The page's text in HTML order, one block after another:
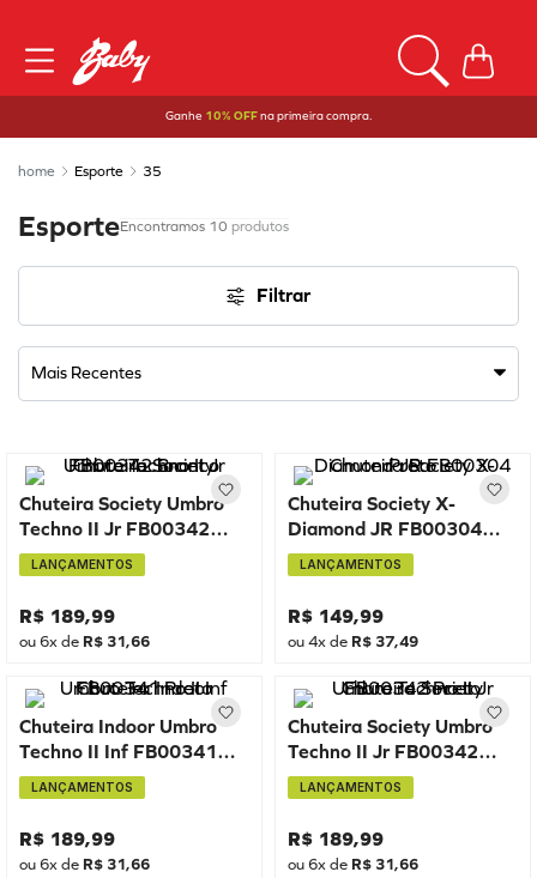
Ganhe 10% OFFna primeira compra.
Esporte 35
Esporte 10 produtos
Filtrar
Mais Recentes
Chuteira Society Umbro
Techno II Jr FB00342
Branco
LANÇAMENTOS
R$ 189,99
ou6x de R$ 31,66
Chuteira Society X-
Diamond JR FB00304
Preto
LANÇAMENTOS
R$ 149,99
ou4x de R$ 37,49
Chuteira Indoor Umbro
Techno II Inf FB00341
Preto
LANÇAMENTOS
R$ 189,99
ou6x de R$ 31,66
Chuteira Society Umbro
Techno II Jr FB00342
Preto
LANÇAMENTOS
R$ 189,99
ou6x de R$ 31,66